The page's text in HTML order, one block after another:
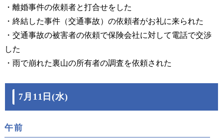
・離婚事件の依頼者と打合せをした
・終結した事件（交通事故）の依頼者がお礼に来られた
・交通事故の被害者の依頼で保険会社に対して電話で交渉
した
・雨で崩れた裏山の所有者の調査を依頼された
7月11日(水)
午前